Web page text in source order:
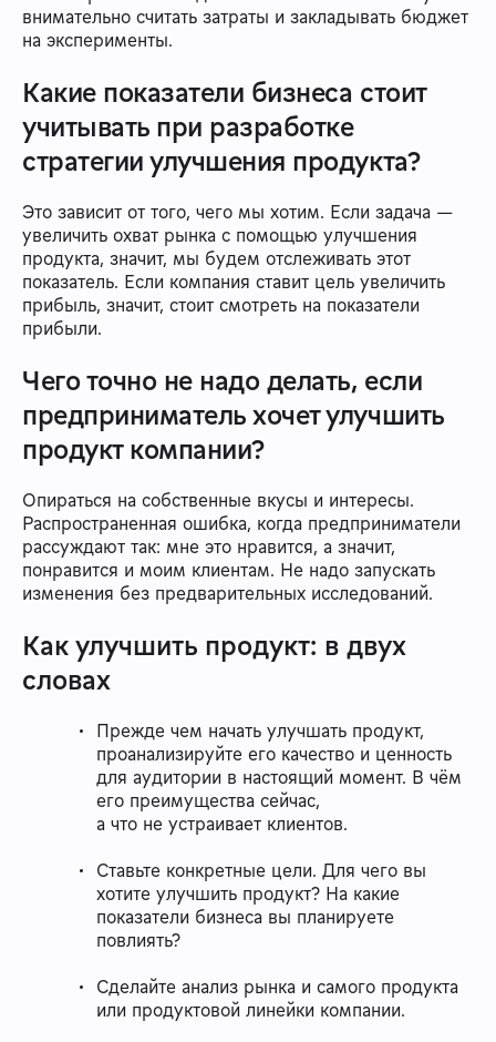
внимательно считать затраты и закладывать бюджет
на эксперименты.
Какие показатели бизнеса стоит
учитывать при разработке
стратегии улучшения продукта?
Это зависит от того, чего мы хотим. Если задача —
увеличить охват рынка с помощью улучшения
продукта, значит, мы будем отслеживать этот
показатель. Если компания ставит цель увеличить
прибыль, значит, стоит смотреть на показатели
прибыли.
Чего точно не надо делать, если
предприниматель хочет улучшить
продукт компании?
Опираться на собственные вкусы и интересы.
Распространенная ошибка, когда предприниматели
рассуждают так: мне это нравится, а значит,
понравится и моим клиентам. Не надо запускать
изменения без предварительных исследований.
Как улучшить продукт: в двух
словах
Прежде чем начать улучшать продукт,
проанализируйте его качество и ценность
для аудитории в настоящий момент. В чём
его преимущества сейчас,
а что не устраивает клиентов.
Ставьте конкретные цели. Для чего вы
хотите улучшить продукт? На какие
показатели бизнеса вы планируете
повлиять?
Сделайте анализ рынка и самого продукта
или продуктовой линейки компании.